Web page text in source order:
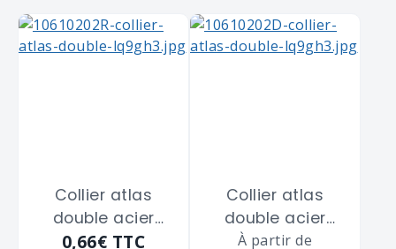
Collier atlas
double acier
zingué blanc
0,66€ TTC
Collier atlas
double acier
zingué blanc
À partir de